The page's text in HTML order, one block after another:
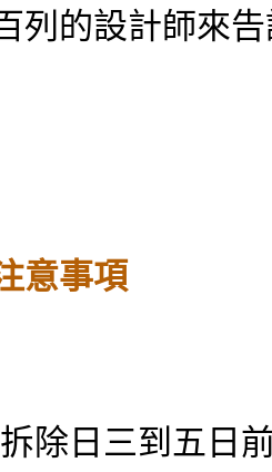
列的設計師來
意事項
除日三到五日